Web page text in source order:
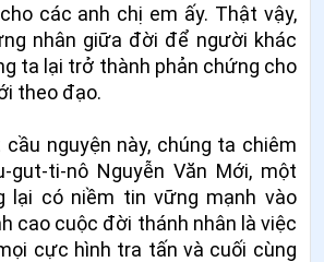
các anh chị em ấy. Thật vậy,
nhân giữa đời để người khác
ta lại trở thành phản chứng cho
theo đạo.
cầu nguyện này, chúng ta chiêm
gut-ti-nô Nguyễn Văn Mới, một
lại có niềm tin vững mạnh vào
cao cuộc đời thánh nhân là việc
cực hình tra tấn và cuối cùng